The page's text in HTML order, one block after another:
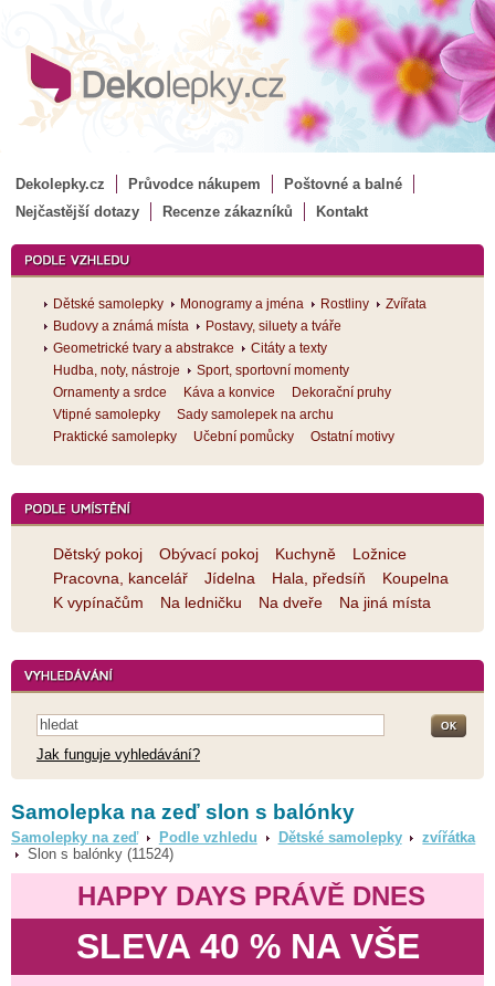
Dekolepky.cz Průvodce nákupem
Poštovné a balné
Nejčastější dotazy
Recenze zákazníků Kontakt
Dětské samolepky Monogramy a jména Rostliny
Zvířata
Budovy a známá místa
Postavy, siluety a tváře
Geometrické tvary a abstrakce
Citáty a texty
Hudba, noty, nástroje
Sport, sportovní momenty
Ornamenty a srdce
Káva a konvice
Dekorační pruhy
Vtipné samolepky
Sady samolepek na archu
Praktické samolepky
Učební pomůcky Ostatní motivy
Dětský pokoj Obývací pokoj Kuchyně
Ložnice
Pracovna, kancelář
Jídelna Hala, předsíň
Koupelna
K vypínačům
Na ledničku Na dveře Na jiná místa
Jak funguje vyhledávání?
Samolepka na zeď slon s balónky
Samolepky na zeď Podle vzhledu Dětské samolepky
zvířátka
Slon s balónky (11524)
HAPPY DAYS PRÁVĚ DNES
SLEVA 40 % NA VŠE